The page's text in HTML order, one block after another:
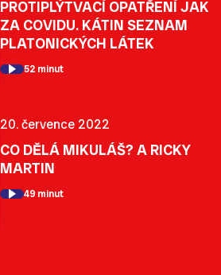
PROTIPLÝTVACÍ OPATŘENÍ JAK
ZA COVIDU. KÁTIN SEZNAM
PLATONICKÝCH LÁTEK
52 minut
20. července 2022
CO DĚLÁ MIKULÁŠ? A RICKY
MARTIN
49 minut